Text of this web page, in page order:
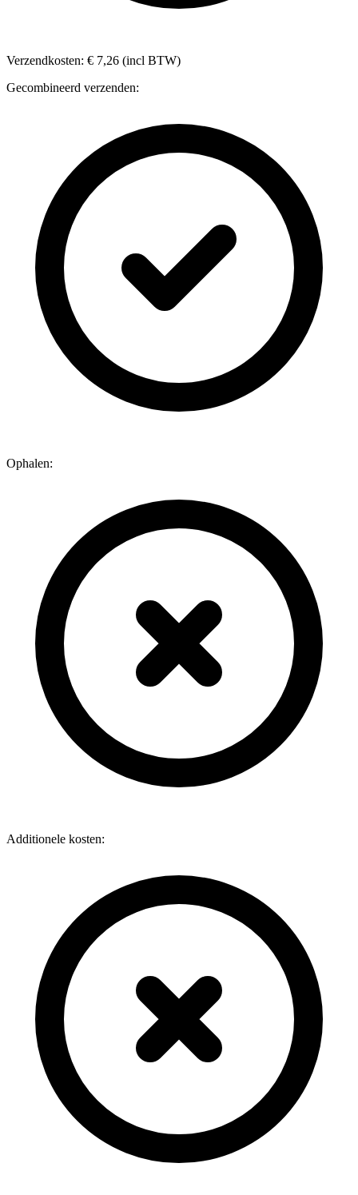
Verzendkosten: € 7,26 (incl BTW)
Gecombineerd verzenden:
Ophalen:
Additionele kosten: